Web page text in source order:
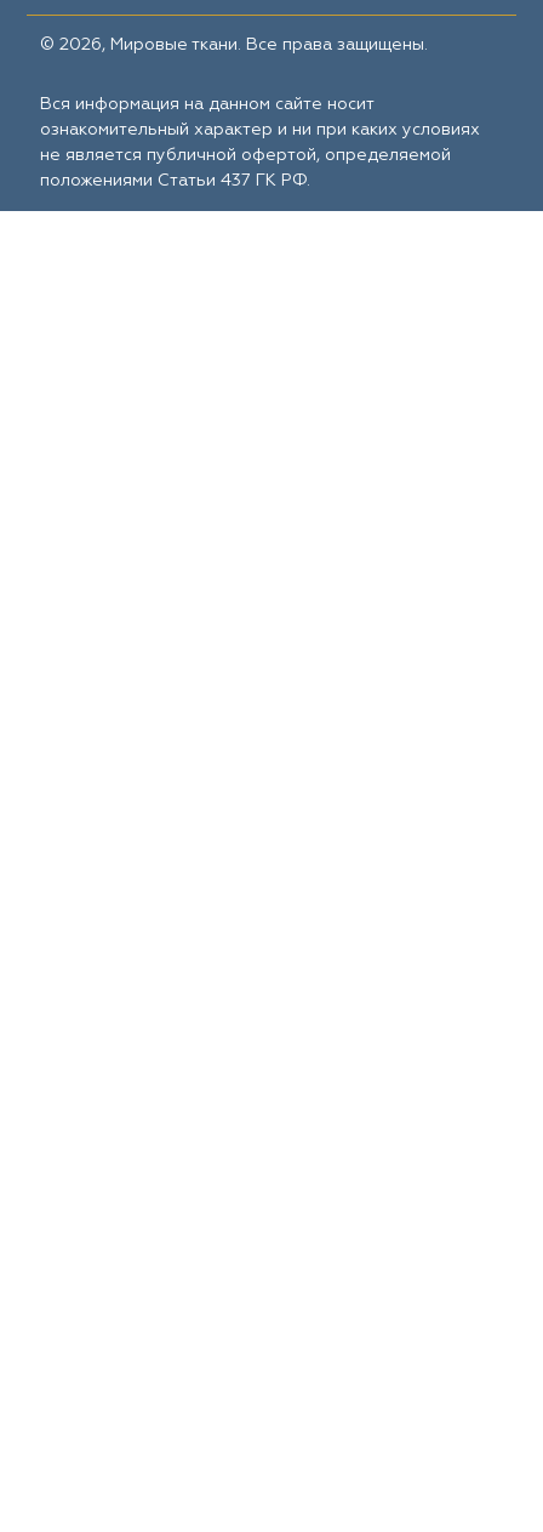
© 2026, Мировые ткани. Все права защищены.
Вся информация на данном сайте носит
ознакомительный характер и ни при каких условиях
не является публичной офертой, определяемой
положениями Статьи 437 ГК РФ.